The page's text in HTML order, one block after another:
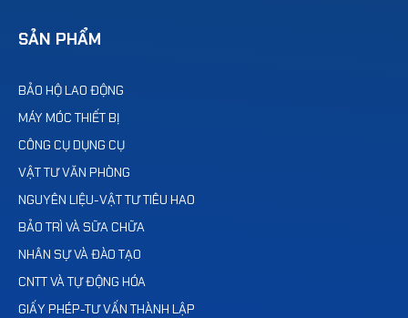
SẢN PHẨM
BẢO HỘ LAO ĐỘNG
MÁY MÓC THIẾT BỊ
CÔNG CỤ DỤNG CỤ
VẬT TƯ VĂN PHÒNG
NGUYÊN LIỆU-VẬT TƯ TIÊU HAO
BẢO TRÌ VÀ SỮA CHỮA
NHÂN SỰ VÀ ĐÀO TẠO
CNTT VÀ TỰ ĐỘNG HÓA
GIẤY PHÉP-TƯ VẤN THÀNH LẬP